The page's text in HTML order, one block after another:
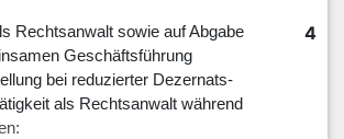
4
Rechtsanwalt sowie auf Abgabe
Geschäftsführung
bei reduzierter Dezernats-
als Rechtsanwalt während